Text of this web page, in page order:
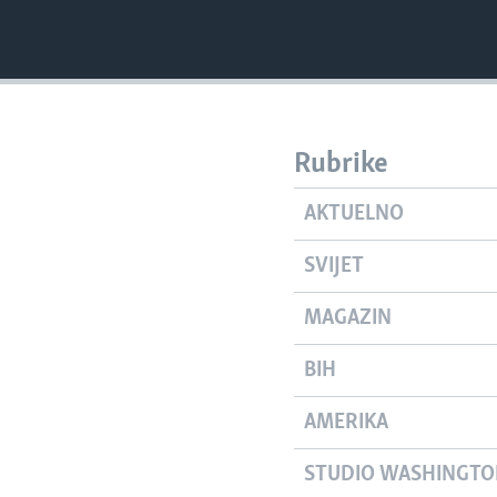
Rubrike
AKTUELNO
SVIJET
MAGAZIN
BIH
AMERIKA
STUDIO